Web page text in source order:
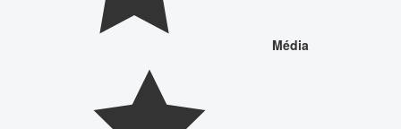
Média